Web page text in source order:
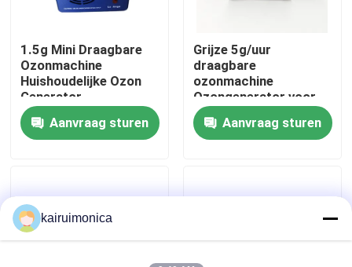
Ongeveer ons
Fabrieksreis
Kwaliteitscontrole
Nieuws
1.5g Mini Draagbare
Ozonmachine
Huishoudelijke Ozon
Generator
Professionele
Aanvraag sturen
Grijze 5g/uur
draagbare
ozonmachine
Ozongenerator voor
kleine huishoudens
Aanvraag sturen
kairuimonica